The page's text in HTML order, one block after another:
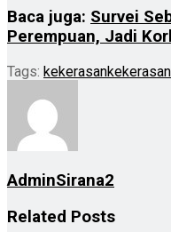
Baca juga: Survei
Perempuan, Jadi
Tags: kekerasan
AdminSirana2
Related Posts